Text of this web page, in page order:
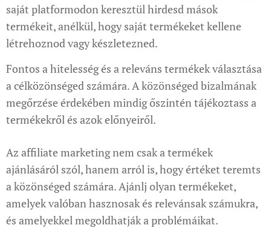
saját platformodon keresztül hirdesd mások
termékeit, anélkül, hogy saját termékeket kellene
létrehoznod vagy készletezned.
Fontos a hitelesség és a releváns termékek választása
a célközönséged számára. A közönséged bizalmának
megőrzése érdekében mindig őszintén tájékoztass a
termékekről és azok előnyeiről.
Az affiliate marketing nem csak a termékek
ajánlásáról szól, hanem arról is, hogy értéket teremts
a közönséged számára. Ajánlj olyan termékeket,
amelyek valóban hasznosak és relevánsak számukra,
és amelyekkel megoldhatják a problémáikat.